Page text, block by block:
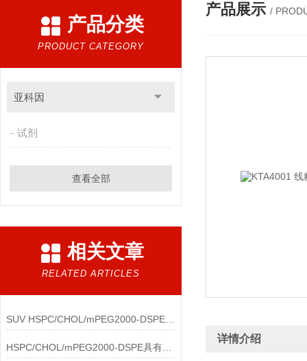
产品分类
PRODUCT CATEGORY
亚科因
试剂
查看全部
相关文章
RELATED ARTICLES
SUV HSPC/CHOL/mPEG2000-DSPE 具有硫酸铵梯度的脂质体 （85 nm）说明
HSPC/CHOL/mPEG2000-DSPE具有硫酸铵梯度的脂质体 （100nm）说明
产品展示 /
详情介绍